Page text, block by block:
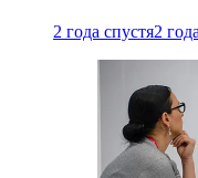
2 года спустя2